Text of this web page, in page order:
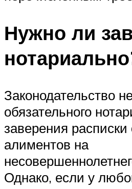
Нужно ли
Законодательство
обязательного
заверения
алиментов на
Однако, если у